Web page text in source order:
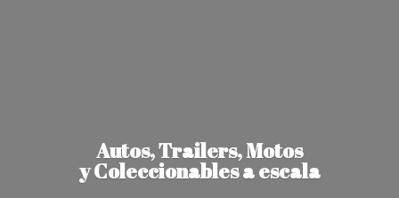
Autos, Trailers, Motos
y Coleccionablesa escala